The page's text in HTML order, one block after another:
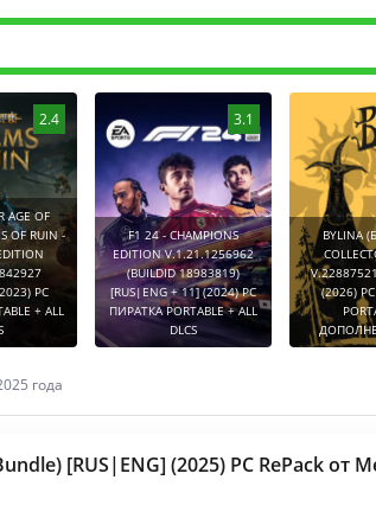
2.4
AGE OF
OF RUIN -
PC
+ ALL
3.1
F1 24 - CHAMPIONS
EDITION V.1.21.1256962
(BUILDID 18983819)
[RUS|ENG + 11] (2024) PC
ПИРАТКА PORTABLE + ALL
DLCS
BYLINA
(2026)
года
[RUS|ENG] (2025) PC RePack от